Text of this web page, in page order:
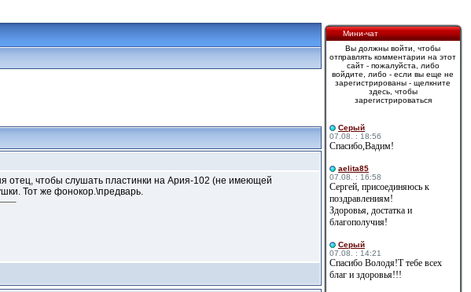
отец, чтобы слушать пластинки на Ария-102 (не имеющей
Тот же фонокор.\предварь.
Мини-чат
Вы должны войти, чтобы
отправлять комментарии на этот
сайт - пожалуйста, либо
войдите, либо - если вы еще не
зарегистрированы - щелкните
здесь, чтобы
зарегистрироваться
Cерый
07.08. : 18:56
Спасибо,Вадим!
aelita85
07.08. : 16:58
Сергей, присоединяюсь к
поздравлениям!
Здоровья, достатка и
благополучия!
Cерый
07.08. : 14:21
Спасибо Володя!Т тебе всех
благ и здоровья!!!